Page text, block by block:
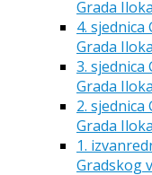
Grada Iloka
4. sjednica
Grada Iloka
3. sjednica
Grada Iloka
2. sjednica
Grada Iloka
1.
Gradskog